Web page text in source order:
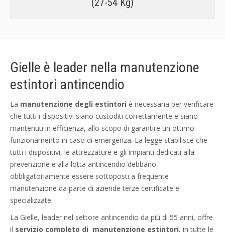
(27-54 Kg)
Gielle è leader nella manutenzione
estintori antincendio
La manutenzione degli estintori è necessaria per verificare
che tutti i dispositivi siano custoditi correttamente e siano
mantenuti in efficienza, allo scopo di garantire un ottimo
funzionamento in caso di emergenza. La legge stabilisce che
tutti i dispositivi, le attrezzature e gli impianti dedicati alla
prevenzione e alla lotta antincendio debbano
obbligatoriamente essere sottoposti a frequente
manutenzione da parte di aziende terze certificate e
specializzate.
La Gielle, leader nel settore antincendio da più di 55 anni, offre
il servizio completo di manutenzione estintori, in tutte le